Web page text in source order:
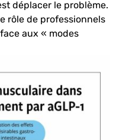
déplacer le problème.
rôle de professionnels
aux « modes